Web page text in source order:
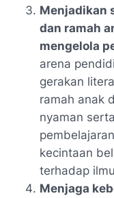
Menjadikan
dan ramah
mengelola
arena
gerakan
ramah anak
nyaman
kecintaan
terhadap
Menjaga